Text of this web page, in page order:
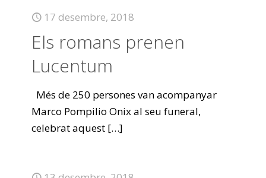
17 desembre, 2018
Els romans prenen
Lucentum
Més de 250 persones van acompanyar
Marco Pompilio Onix al seu funeral,
celebrat aquest […]